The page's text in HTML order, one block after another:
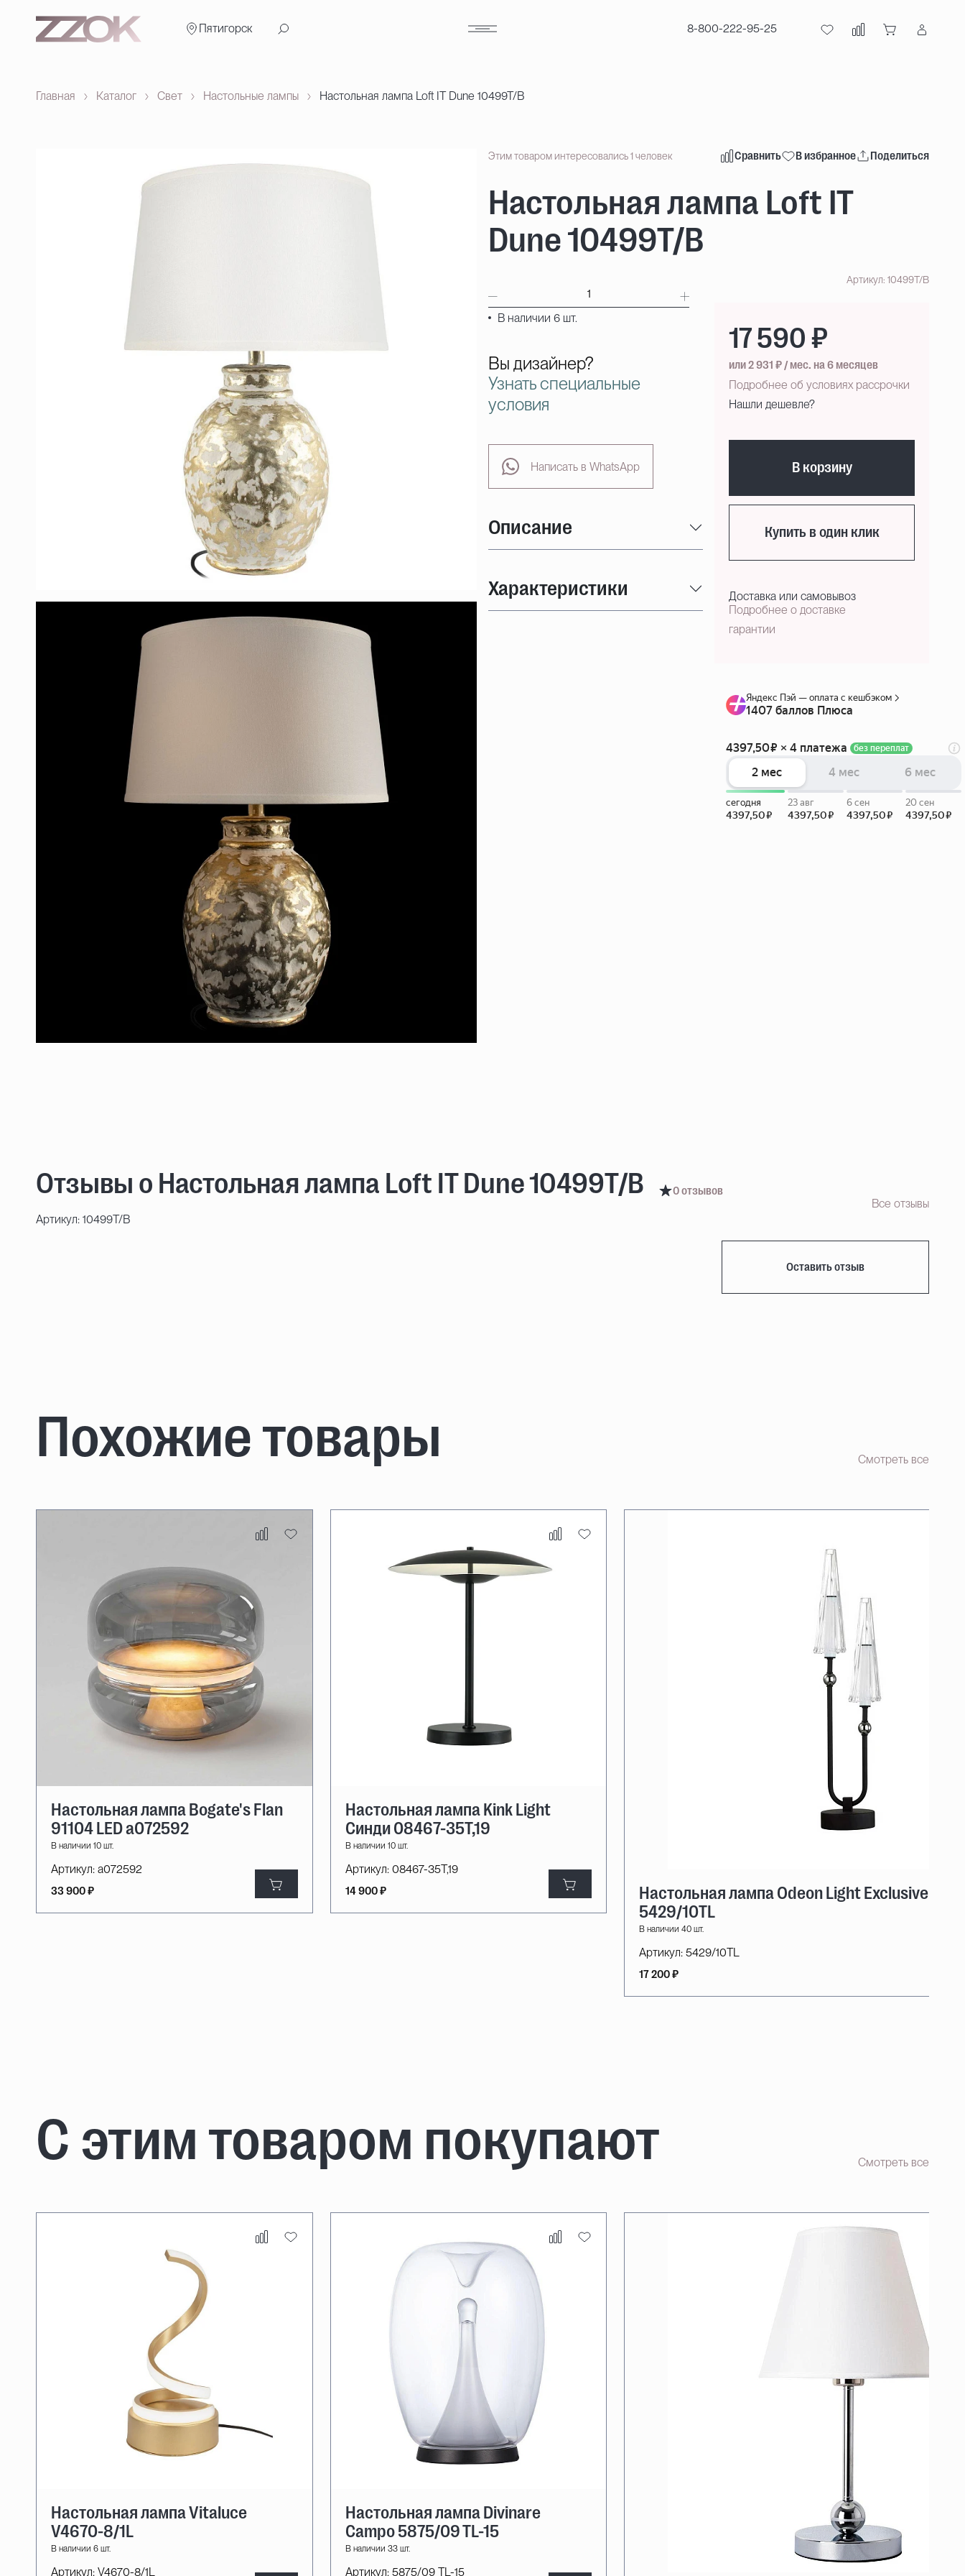
Пятигорск 8-800-222-95-25
Главная Каталог Свет Настольные лампы Настольная лампа Loft IT Dune 10499T/B
Этим товаром интересовались 1 человек Сравнить В избранное Поделиться
Настольная лампа Loft IT
Dune 10499T/B
В наличии 6 шт.
Вы дизайнер?
Узнать специальные
условия
Написать в WhatsApp
Описание
Характеристики
Артикул: 10499T/B
17 590 ₽
или 2 931 ₽ / мес. на 6 месяцев
Подробнее об условиях рассрочки
Нашли дешевле?
В корзину
Купить в один клик
Доставка или самовывоз
Подробнее о доставке
гарантии
Отзывы о Настольная лампа Loft IT Dune 10499T/B 0 отзывов
Все отзывы
Артикул: 10499T/B
Оставить отзыв
Похожие товары Смотреть все
Настольная лампа Bogate's Flan
91104 LED a072592
В наличии 10 шт.
Артикул: a072592
33 900 ₽
Настольная лампа Kink Light
Синди 08467-35T,19
В наличии 10 шт.
Артикул:08467-35T,19
14 900 ₽
Настольная лампа Odeon Light Exclusive
5429/10TL
В наличии 40 шт.
Артикул: 5429/10TL
17 200 ₽
С этим товаром покупают Смотреть все
Настольная лампа Vitaluce
V4670-8/1L
В наличии 6 шт.
Артикул: V4670-8/1L
Настольная лампа Divinare
Campo 5875/09 TL-15
В наличии 33 шт.
Артикул:5875/09 TL-15